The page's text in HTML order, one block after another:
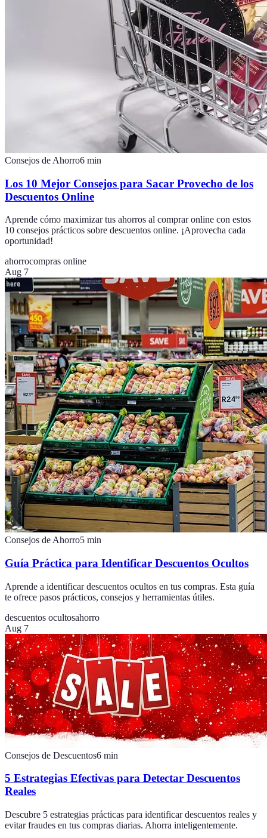
Consejos de Ahorro6 min
Los 10 Mejor Consejos para Sacar Provecho de los
Descuentos Online
Aprende cómo maximizar tus ahorros al comprar online con estos
10 consejos prácticos sobre descuentos online. ¡Aprovecha cada
oportunidad!
ahorrocompras online
Aug 7
Consejos de Ahorro5 min
Guía Práctica para Identificar Descuentos Ocultos
Aprende a identificar descuentos ocultos en tus compras. Esta guía
te ofrece pasos prácticos, consejos y herramientas útiles.
descuentos ocultosahorro
Aug 7
Consejos de Descuentos6 min
5 Estrategias Efectivas para Detectar Descuentos
Reales
Descubre 5 estrategias prácticas para identificar descuentos reales y
evitar fraudes en tus compras diarias. Ahorra inteligentemente.